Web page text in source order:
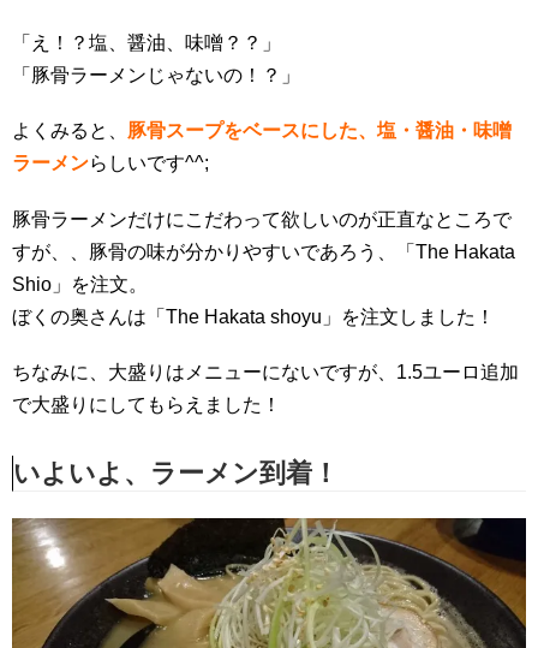
「え！？塩、醤油、味噌？？」
「豚骨ラーメンじゃないの！？」
よくみると、 豚骨スープをベースにした、塩・醤油・味噌
ラーメンらしいです^^;
豚骨ラーメンだけにこだわって欲しいのが正直なところで
すが、、豚骨の味が分かりやすいであろう、「The Hakata
Shio」を注文。
ぼくの奥さんは「The Hakata shoyu」を注文しました！
ちなみに、大盛りはメニューにないですが、1.5ユーロ追加
で大盛りにしてもらえました！
いよいよ、ラーメン到着！